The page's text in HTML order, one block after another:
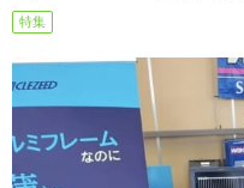
特集